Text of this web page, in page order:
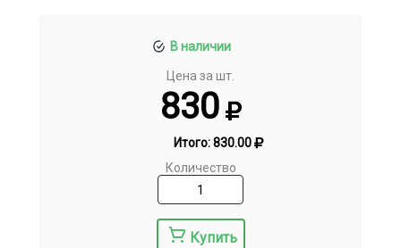
В наличии
Цена за шт.
830
Итого:830.00
Количество
Купить